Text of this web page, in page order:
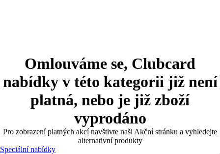
Omlouváme se, Clubcard
nabídky v této kategorii již není
platná, nebo je již zboží
vyprodáno
Pro zobrazení platných akcí navštivte naši Akční stránku a vyhledejte
alternativní produkty
Speciální nabídky